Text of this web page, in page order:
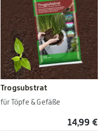
Trogsubstrat
für Töpfe & Gefäße
14,99 €